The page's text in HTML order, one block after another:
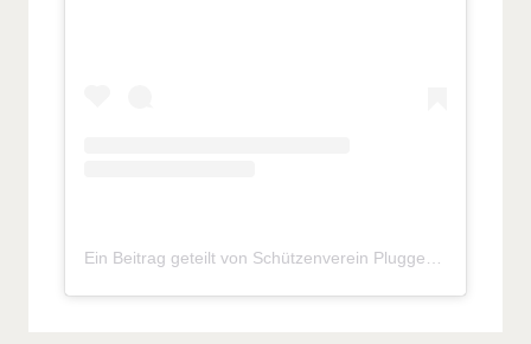
Ein Beitrag geteilt von Schützenverein Pluggendorf e.V. (@sv_pluggendorf)